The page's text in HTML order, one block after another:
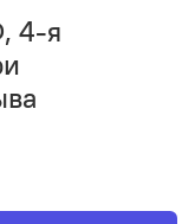
4-я